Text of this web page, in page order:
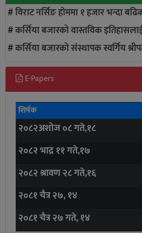
#विराट नर्सिङ हाेममा १ हजार भन्दा
#कर्सिया बजारको वास्तविक
#कर्सिया बजारको संस्थापक स्वर्गिय
E-Papers
शिर्षक
२०८२अशोज ०८ गते,१८
२०८२ भाद्र ११ गते,१७
२०८२ श्रावण २८ गते,१६
२०८१ चैत्र २७, १४
२०८१ चैत्र २७ गते, १४